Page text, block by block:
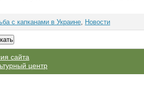
с капканами в Украине, Новости
сайта
центр